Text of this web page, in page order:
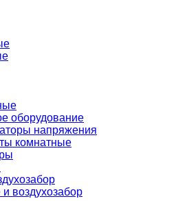
оборудование
напряжения
комнатные
воздухозабор